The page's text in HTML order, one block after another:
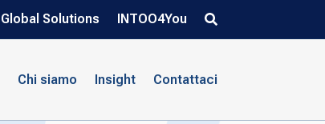
Global Solutions INTOO4You
Chi siamo Insight Contattaci